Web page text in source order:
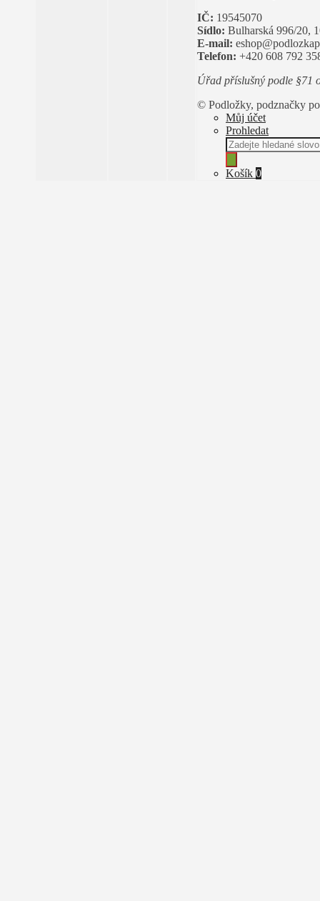
IČ: 19545070
Sídlo: Bulharská 996/20,
E-mail:
Telefon: +420 608 792
Úřad příslušný podle §71
© Podložky, podznačky
Můj účet
Prohledat
Products
search
Košík 0